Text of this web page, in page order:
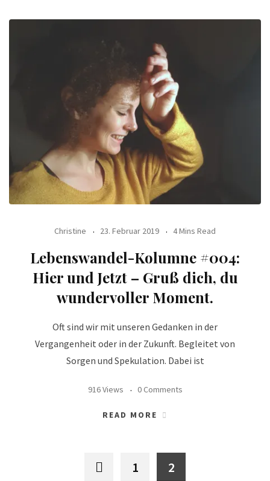
Christine 23. Februar 2019 4 Mins Read
Lebenswandel-Kolumne #004:
Hier und Jetzt – Gruß dich, du
wundervoller Moment.
Oft sind wir mit unseren Gedanken in der
Vergangenheit oder in der Zukunft. Begleitet von
Sorgen und Spekulation. Dabei ist
916 Views 0 Comments
READ MORE
1 2